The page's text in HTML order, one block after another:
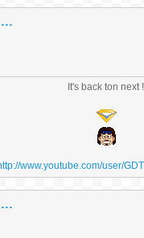
It's back ton next !
www.youtube.com/user/